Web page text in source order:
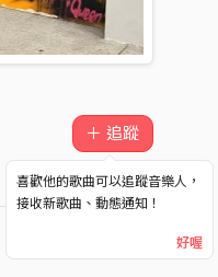
＋ 追蹤
喜歡他的歌曲可以追蹤音樂人，
接收新歌曲、動態通知！
好喔